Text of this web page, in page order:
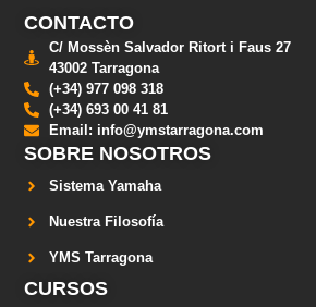
CONTACTO
C/ Mossèn Salvador Ritort i Faus 27
43002 Tarragona
(+34) 977 098 318
(+34) 693 00 41 81
Email: info@ymstarragona.com
SOBRE NOSOTROS
Sistema Yamaha
Nuestra Filosofía
YMS Tarragona
CURSOS